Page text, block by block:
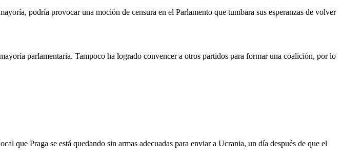
podría provocar una moción de censura en el Parlamento que tumbara sus esperanzas de volver
parlamentaria. Tampoco ha logrado convencer a otros partidos para formar una coalición, por lo
que Praga se está quedando sin armas adecuadas para enviar a Ucrania, un día después de que el